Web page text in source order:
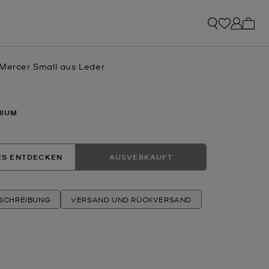
Small aus Leder
ENTDECKEN AUSVERKAUFT
VERSAND UND RÜCKVERSAND